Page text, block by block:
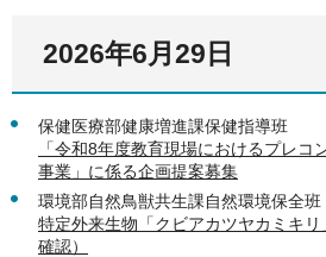
2026年6月29日
保健医療部健康増進課保健指導班
「令和8年度教育現場におけるプレコ
事業」に係る企画提案募集
環境部自然鳥獣共生課自然環境保全班
特定外来生物「クビアカツヤカミキ
確認）